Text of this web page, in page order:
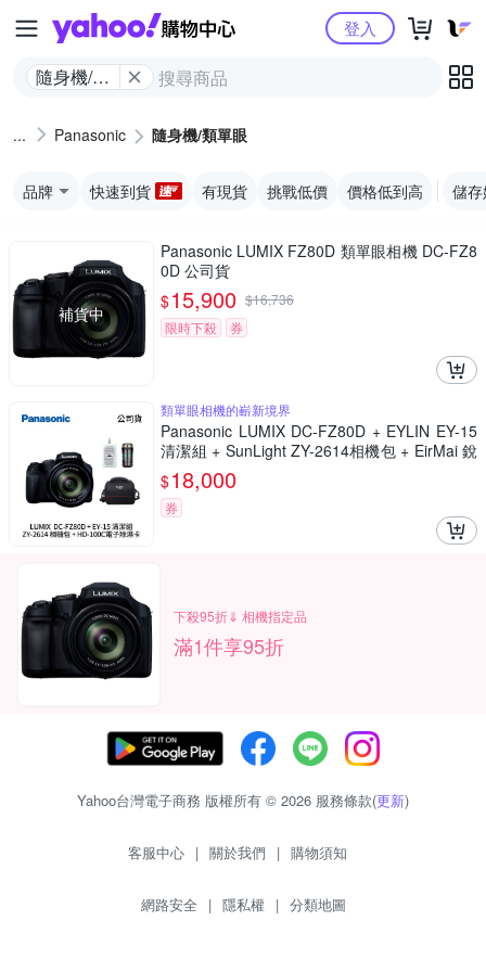
Yahoo購物中心
隨身機/類
登入
Panasonic 隨身機/類單眼
品牌 快速到貨 有現貨 挑戰低價 價格低到高 儲
補貨中
Panasonic LUMIX FZ80D 類單眼相機 DC-FZ8
0D 公司貨
$15,900 $16,736
限時下殺
券
類單眼相機的嶄新境界
Panasonic LUMIX DC-FZ80D + EYLIN EY-15
清潔組 + SunLight ZY-2614相機包 + EirMai 銳
瑪 HD-100C電子除濕卡 FZ80D (公司貨)
$18,000
券
下殺95折⇓ 相機指定品
滿1件享95折
Yahoo台灣電子商務 版權所有 © 2026 服務條款(更新)
客服中心 | 關於我們 | 購物須知
網路安全 | 隱私權 | 分類地圖